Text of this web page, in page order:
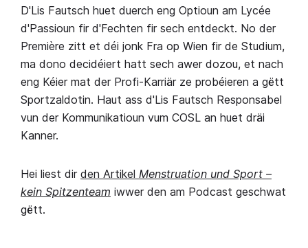
D'Lis Fautsch huet duerch eng Optioun am Lycée
d'Passioun fir d'Fechten fir sech entdeckt. No der
Première zitt et déi jonk Fra op Wien fir de Studium,
ma dono decidéiert hatt sech awer dozou, et nach
eng Kéier mat der Profi-Karriär ze probéieren a gëtt
Sportzaldotin. Haut ass d'Lis Fautsch Responsabel
vun der Kommunikatioun vum COSL an huet dräi
Kanner.
Hei liest dir den Artikel Menstruation und Sport –
kein Spitzenteam iwwer den am Podcast geschwat
gëtt.